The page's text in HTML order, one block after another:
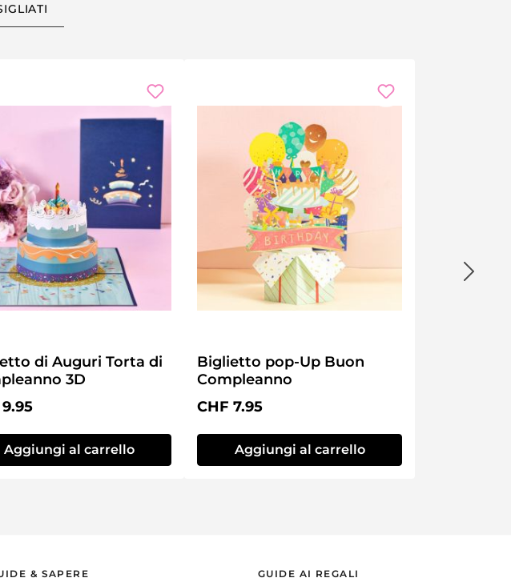
di Auguri Torta di
3D
normale:
Aggiungi al carrello
Biglietto pop-Up Buon
Compleanno
Prezzo normale:
CHF 7.95
Aggiungi al carrello
& SAPERE GUIDE AI REGALI